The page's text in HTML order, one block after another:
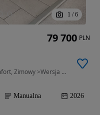
1 / 6
1199 cm3 • 100 KM • Pakiety / Tech, Komfort, Zimowy >Wersja YES< 8 lat Gwarancji /160000km
Manualna 2026
79 700 PLN